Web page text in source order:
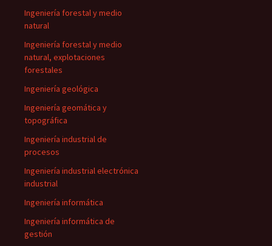
Ingeniería forestal y medio
natural
Ingeniería forestal y medio
natural, explotaciones
forestales
Ingeniería geológica
Ingeniería geomática y
topográfica
Ingeniería industrial de
procesos
Ingeniería industrial electrónica
industrial
Ingeniería informática
Ingeniería informática de
gestión